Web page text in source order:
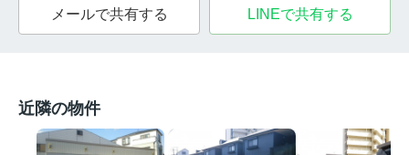
メールで共有する LINEで共有する
近隣の物件